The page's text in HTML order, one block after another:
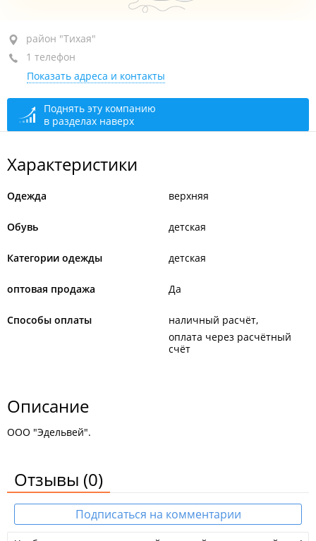
район "Тихая", ул. Добровольского, 20
оф. 3
+7 914 713-56-75
сегодня закрыто
район "Тихая"
1 телефон
Показать адреса и контакты
Поднять эту компанию
в разделах наверх
Характеристики
Одежда верхняя
Обувь детская
Категории одежды детская
оптовая продажа Да
Способы оплаты
наличный расчёт
оплата через расчётный
счёт
Описание
ООО "Эдельвей".
Отзывы (0)
Подписаться на комментарии